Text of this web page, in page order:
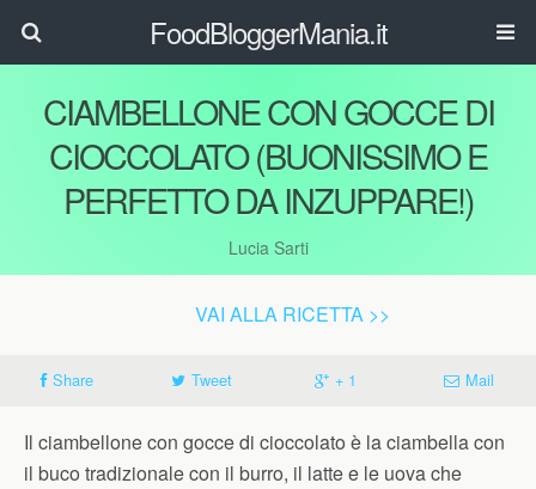
FoodBloggerMania.it
CIAMBELLONE CON GOCCE DI
CIOCCOLATO (BUONISSIMO E
PERFETTO DA INZUPPARE!)
Lucia Sarti
VAI ALLA RICETTA >>
Share Tweet + 1 Mail
Il ciambellone con gocce di cioccolato è la ciambella con
il buco tradizionale con il burro, il latte e le uova che